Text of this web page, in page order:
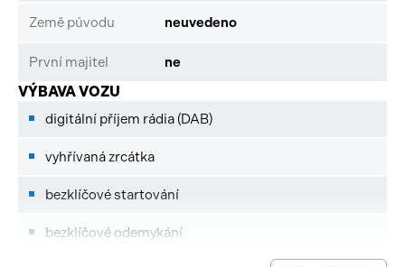
Země původu neuvedeno
První majitel ne
VÝBAVA VOZU
digitální příjem rádia (DAB)
vyhřívaná zrcátka
bezklíčové startování
bezklíčové odemykání